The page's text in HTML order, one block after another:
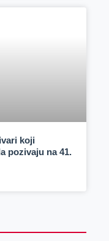
koji
pozivaju na 41.